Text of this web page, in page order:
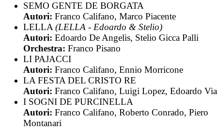
SEMO GENTE DE BORGATA
Autori: Franco Califano, Marco Piacente
LELLA(LELLA - Edoardo & Stelio)
Autori: Edoardo De Angelis, Stelio Gicca Palli
Orchestra: Franco Pisano
LI PAJACCI
Autori: Franco Califano, Ennio Morricone
LA FESTA DEL CRISTO RE
Autori: Franco Califano, Luigi Lopez, Edoardo
I SOGNI DE PURCINELLA
Autori: Franco Califano, Roberto Conrado, Piero
Montanari